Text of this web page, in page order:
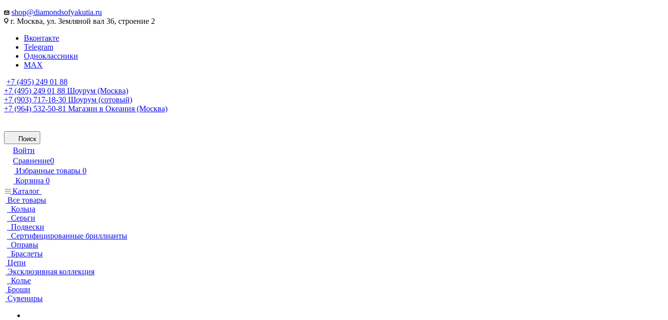
shop@diamondsofyakutia.ru
г. Москва, ул. Земляной вал 36, строение 2
Вконтакте
Telegram
Одноклассники
MAX
+7 (495) 249 01 88
+7 (495) 249 01 88 Шоурум (Москва)
+7 (903) 717-18-30 Шоурум (сотовый)
+7 (964) 532-50-81 Магазин в Океания (Москва)
Поиск
Войти
Сравнение0
Избранные товары 0
Корзина 0
Каталог
Все товары
Кольца
Серьги
Подвески
Сертифицированные бриллианты
Оправы
Браслеты
Цепи
Эксклюзивная коллекция
Колье
Броши
Сувениры